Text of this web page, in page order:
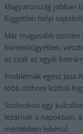
Magyarország jobban
független helyi sajtóból
Már magasabb
büntetőügyében,
ez csak az egyik
Problémák egész
több otthoni kútból
Szolnokon egy
lezárnak a napokban,
mértékben lebénul